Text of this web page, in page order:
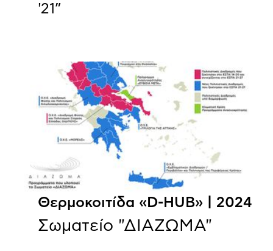
'21”
Θερμοκοιτίδα «D-HUB» | 2024
Σωματείο "ΔΙΑΖΩΜΑ"